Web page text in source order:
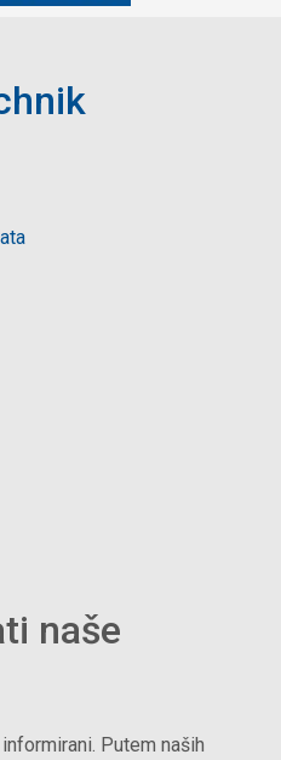
naše
Putem naših